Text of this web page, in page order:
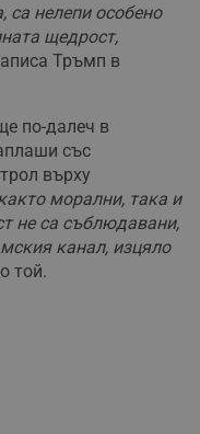
са нелепи особено
щедрост,
Тръмп в
по-далеч в
със
върху
морални, така и
не са съблюдавани,
канал, изцяло
той.